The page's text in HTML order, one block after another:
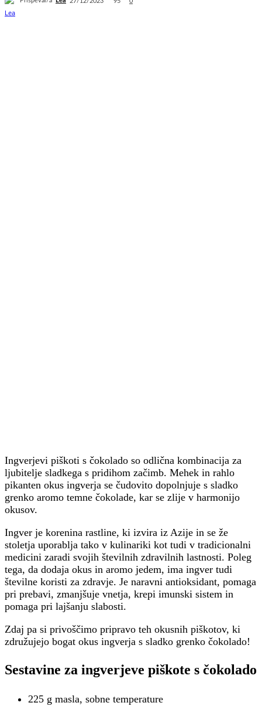
Ingverjevi piškoti s čokolado so odlična kombinacija za
ljubitelje sladkega s pridihom začimb. Mehek in rahlo
pikanten okus ingverja se čudovito dopolnjuje s sladko
grenko aromo temne čokolade, kar se zlije v harmonijo
okusov.
Ingver je korenina rastline, ki izvira iz Azije in se že
stoletja uporablja tako v kulinariki kot tudi v tradicionalni
medicini zaradi svojih številnih zdravilnih lastnosti. Poleg
tega, da dodaja okus in aromo jedem, ima ingver tudi
številne koristi za zdravje. Je naravni antioksidant, pomaga
pri prebavi, zmanjšuje vnetja, krepi imunski sistem in
pomaga pri lajšanju slabosti.
Zdaj pa si privoščimo pripravo teh okusnih piškotov, ki
združujejo bogat okus ingverja s sladko grenko čokolado!
Sestavine za ingverjeve piškote s čokolado
225 g masla, sobne temperature